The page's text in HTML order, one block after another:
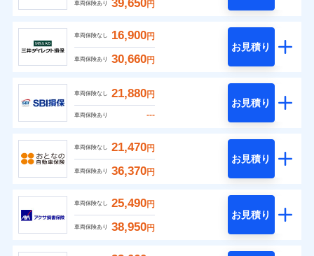
車両保険あり 39,650円
車両保険なし 16,900円
車両保険あり 30,660円
お見積り
車両保険なし 21,880円
車両保険あり ---
お見積り
車両保険なし 21,470円
車両保険あり 36,370円
お見積り
車両保険なし 25,490円
車両保険あり 38,950円
お見積り